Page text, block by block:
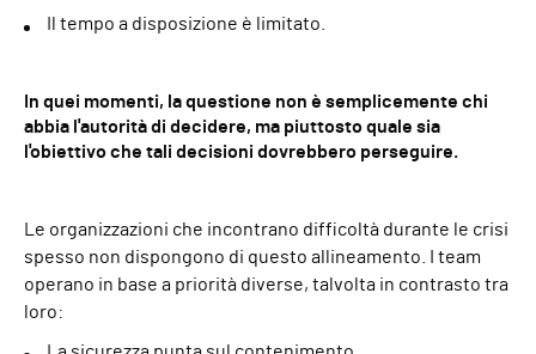
Il tempo a disposizione è limitato.
In quei momenti, la questione non è semplicemente chi
abbia l'autorità di decidere, ma piuttosto quale sia
l'obiettivo che tali decisioni dovrebbero perseguire.
Le organizzazioni che incontrano difficoltà durante le crisi
spesso non dispongono di questo allineamento. I team
operano in base a priorità diverse, talvolta in contrasto tra
loro: